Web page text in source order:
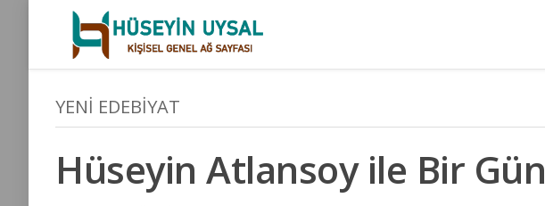
YENI EDEBIYAT
Hüseyin Atlansoy ile Bir Gün